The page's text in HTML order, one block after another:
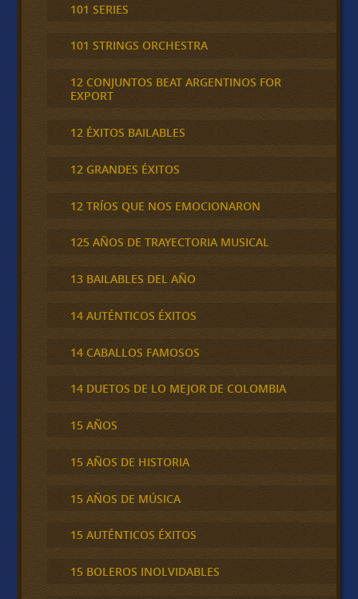
101 SERIES
101 STRINGS ORCHESTRA
12 CONJUNTOS BEAT ARGENTINOS FOR
EXPORT
12 ÉXITOS BAILABLES
12 GRANDES ÉXITOS
12 TRÍOS QUE NOS EMOCIONARON
125 AÑOS DE TRAYECTORIA MUSICAL
13 BAILABLES DEL AÑO
14 AUTÉNTICOS ÉXITOS
14 CABALLOS FAMOSOS
14 DUETOS DE LO MEJOR DE COLOMBIA
15 AÑOS
15 AÑOS DE HISTORIA
15 AÑOS DE MÚSICA
15 AUTÉNTICOS ÉXITOS
15 BOLEROS INOLVIDABLES